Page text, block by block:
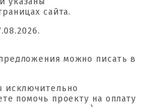
сайта.
можно писать в
исключительно
помочь проекту на оплату